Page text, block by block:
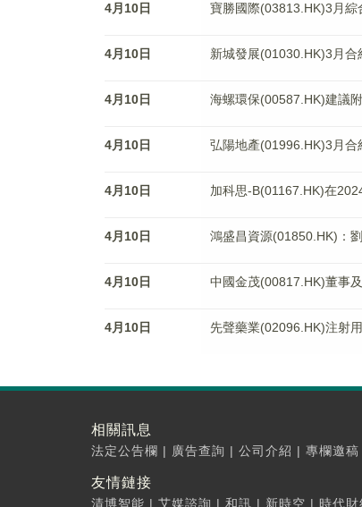
4月10日 寶勝國際(03813.HK)3月綜
4月10日 新城發展(01030.HK)3月
4月10日 海螺環保(00587.HK)建議
4月10日 弘陽地產(01996.HK)3月合
4月10日 加科思-B(01167.HK)在
4月10日 鴻盛昌資源(01850.HK)：
4月10日 中國金茂(00817.HK)董事
4月10日 先聲藥業(02096.HK)注射
相關訊息
法定公告欄 | 廣告查詢 | 公司介紹 | 專欄邀稿
友情鏈接
清博智能 | 艾媒諮詢 | 和訊 | 新時空 | 時代財